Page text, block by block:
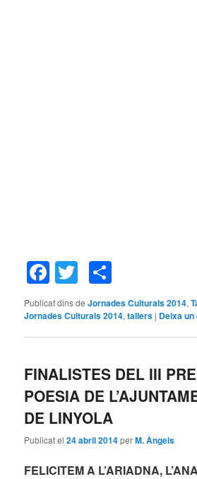
Facebook
Twitter
Publicat dins de Jornades Culturals 2014,
Jornades Culturals 2014,tallers | Deixa
FINALISTES DEL III
POESIA DE
DE LINYOLA
Publicat el24 abril 2014perM. Àngels
FELICITEM A L’ARIADNA,